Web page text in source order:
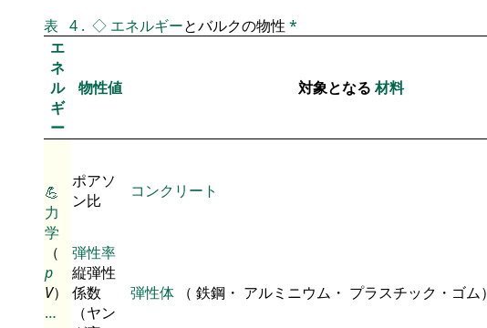
表 4 . ◇ エネルギーとバルクの物性 *
エ
ネ
ル
ギ
ー
物性値 対象となる材料
💪
力
学
（
p
V）
…
ポアソ
ン比
コンクリート
弾性率
縦弾性
係数
（ヤン
弾性体 （ 鉄鋼・ アルミニウム・ プラスチック・ゴム）